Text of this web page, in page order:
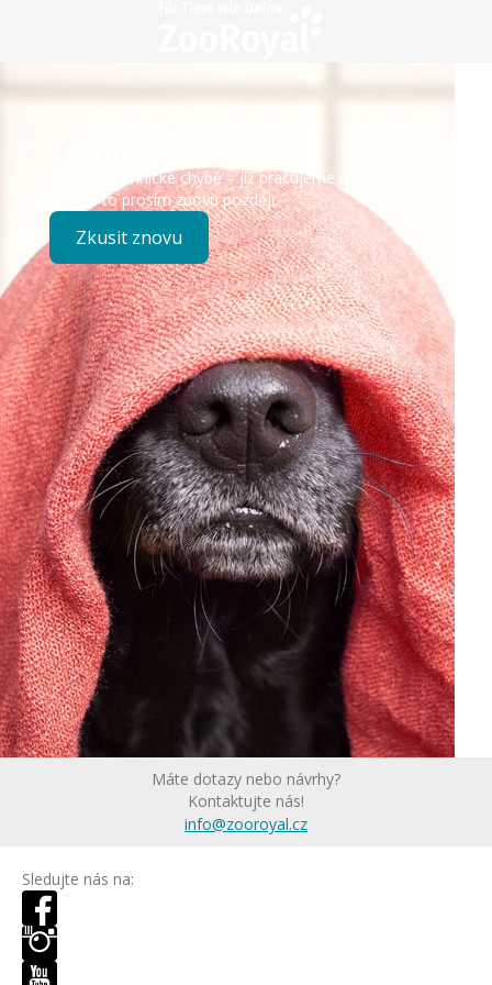
Došlo k technické chybě – již pracujeme na opravě.
Zkuste to prosím znovu později.
Zkusit znovu
Máte dotazy nebo návrhy?
Kontaktujte nás!
info@zooroyal.cz
Sledujte nás na: